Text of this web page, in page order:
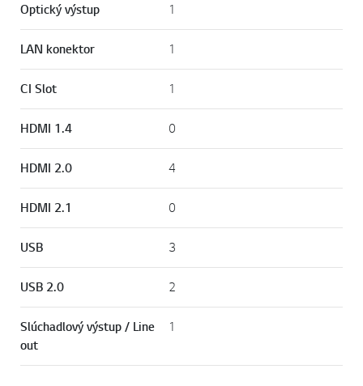
Optický výstup 1
LAN konektor 1
CI Slot 1
HDMI 1.4 0
HDMI 2.0 4
HDMI 2.1 0
USB 3
USB 2.0 2
Slúchadlový výstup / Line
out
1